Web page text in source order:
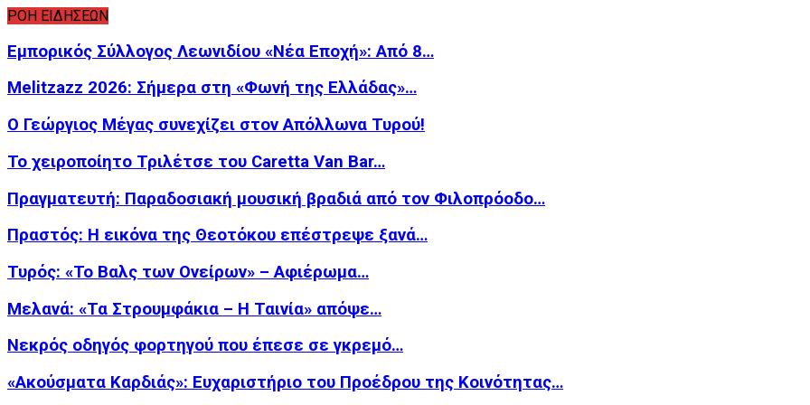
ΡΟΗ ΕΙΔΗΣΕΩΝ
Εμπορικός Σύλλογος Λεωνιδίου «Νέα Εποχή»: Από 8…
Melitzazz 2026: Σήμερα στη «Φωνή της Ελλάδας»…
Ο Γεώργιος Μέγας συνεχίζει στον Απόλλωνα Τυρού!
Το χειροποίητο Τριλέτσε του Caretta Van Bar…
Πραγματευτή: Παραδοσιακή μουσική βραδιά από τον Φιλοπρόοδο…
Πραστός: Η εικόνα της Θεοτόκου επέστρεψε ξανά…
Τυρός: «Το Βαλς των Ονείρων» – Αφιέρωμα…
Μελανά: «Τα Στρουμφάκια – Η Ταινία» απόψε…
Νεκρός οδηγός φορτηγού που έπεσε σε γκρεμό…
«Ακούσματα Καρδιάς»: Ευχαριστήριο του Προέδρου της Κοινότητας…